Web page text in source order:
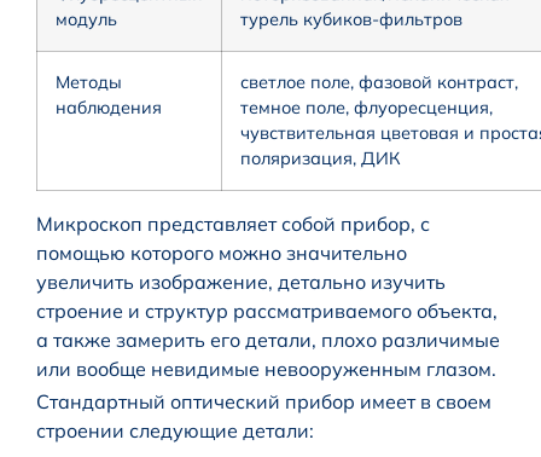
модуль
турель кубиков-фильтров
Методы
наблюдения
светлое поле, фазовой контраст,
темное поле, флуоресценция,
чувствительная цветовая и
поляризация, ДИК
Микроскоп представляет собой прибор, с
помощью которого можно значительно
увеличить изображение, детально изучить
строение и структур рассматриваемого объекта,
а также замерить его детали, плохо различимые
или вообще невидимые невооруженным глазом.
Стандартный оптический прибор имеет в своем
строении следующие детали: